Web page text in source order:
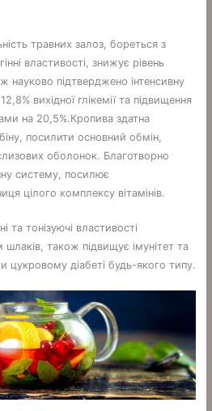
травних залоз, бореться з
властивості, знижує рівень
науково підтверджено інтенсивну
вихідної глікемії та підвищення
на 20,5%.Кропива здатна
посилити основний обмін,
оболонок. Благотворно
систему, посилює
цілого комплексу вітамінів.
та тонізуючі властивості
також підвищує імунітет та
цукровому діабеті будь-якого типу.